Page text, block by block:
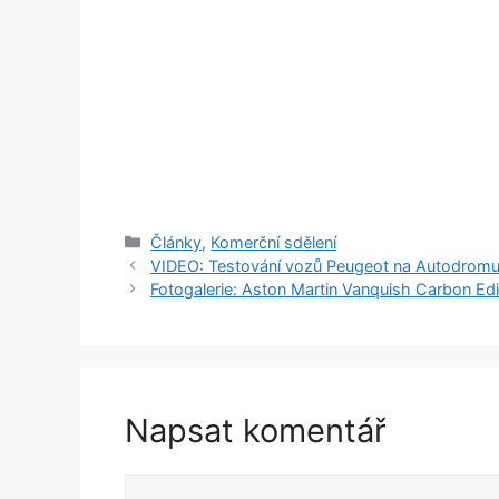
Rubriky
Články, Komerční sdělení
VIDEO: Testování vozů Peugeot na
Fotogalerie: Aston Martin Vanquish Carbon
Napsat komentář